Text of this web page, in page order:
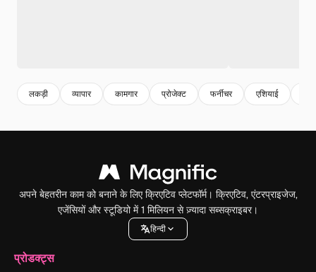
लकड़ी व्यापार कामगार प्रोजेक्ट फर्नीचर एशियाई
अपने बेहतरीन काम को बनाने के लिए क्रिएटिव प्लेटफॉर्म। क्रिएटिव, एंटरप्राइजेज,
एजेंसियों और स्टूडियो में 1 मिलियन से ज़्यादा सब्सक्राइबर।
हिन्दी
प्रोडक्ट्स